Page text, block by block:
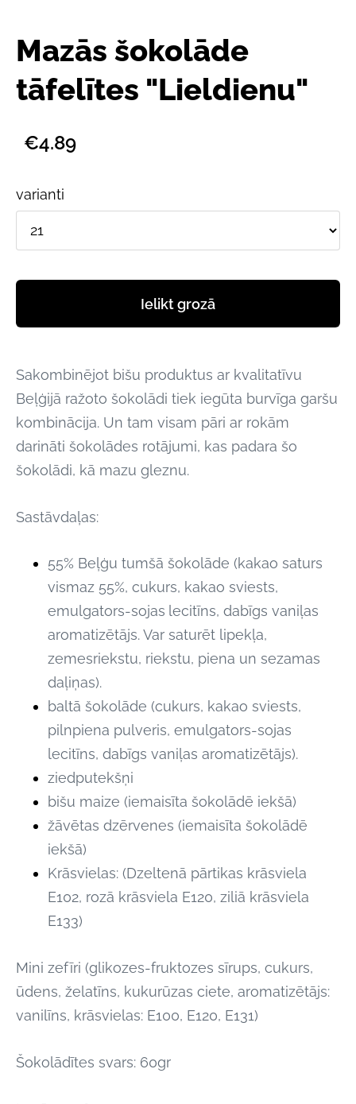
Mazās šokolāde
tāfelītes "Lieldienu"
€4.89
varianti
Ielikt grozā
Sakombinējot bišu produktus ar kvalitatīvu
Beļģijā ražoto šokolādi tiek iegūta burvīga garšu
kombinācija. Un tam visam pāri ar rokām
darināti šokolādes rotājumi, kas padara šo
šokolādi, kā mazu gleznu.
Sastāvdaļas:
55% Beļģu tumšā šokolāde (kakao saturs
vismaz 55%, cukurs, kakao sviests,
emulgators-sojas lecitīns, dabīgs vaniļas
aromatizētājs. Var saturēt lipekļa,
zemesriekstu, riekstu, piena un sezamas
daļiņas).
baltā šokolāde (cukurs, kakao sviests,
pilnpiena pulveris, emulgators-sojas
lecitīns, dabīgs vaniļas aromatizētājs).
ziedputekšņi
bišu maize (iemaisīta šokolādē iekšā)
žāvētas dzērvenes (iemaisīta šokolādē
iekšā)
Krāsvielas: (Dzeltenā pārtikas krāsviela
E102, rozā krāsviela E120, ziliā krāsviela
E133)
Mini zefīri (glikozes-fruktozes sīrups, cukurs,
ūdens, želatīns, kukurūzas ciete, aromatizētājs:
vanilīns, krāsvielas: E100, E120, E131)
Šokolādītes svars: 60gr